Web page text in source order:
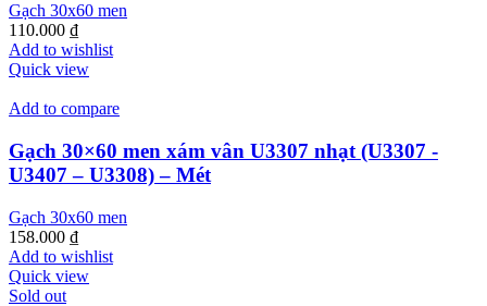
Gạch 30x60 men
110.000 ₫
Add to wishlist
Quick view
Add to compare
Gạch 30×60 men xám vân U3307 nhạt (U3307 -
U3407 – U3308) – Mét
Gạch 30x60 men
158.000 ₫
Add to wishlist
Quick view
Sold out